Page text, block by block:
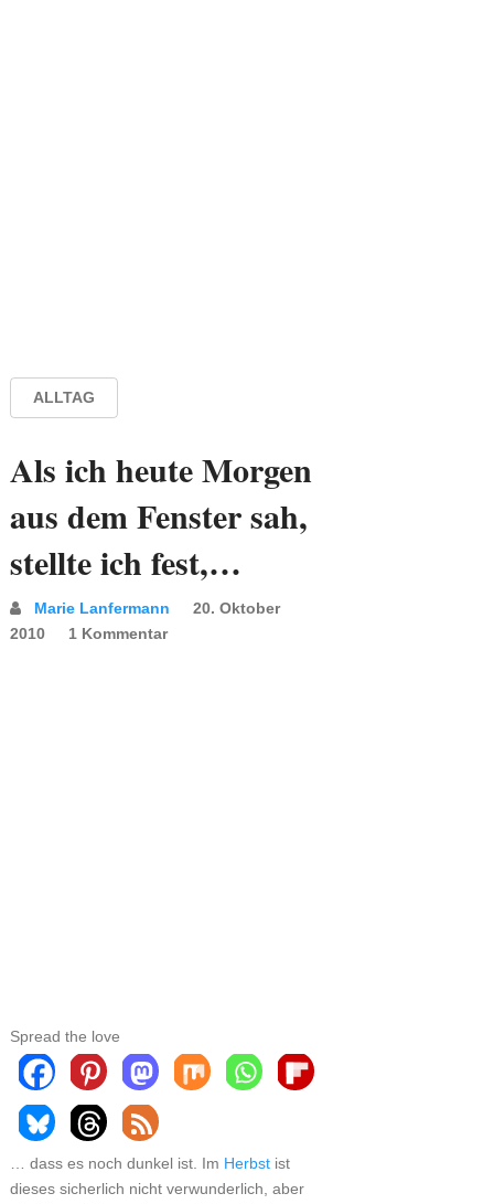
ALLTAG
Als ich heute Morgen
aus dem Fenster sah,
stellte ich fest,…
Marie Lanfermann
20. Oktober
2010
1 Kommentar
Spread the love
… dass es noch dunkel ist. Im Herbstist
dieses sicherlich nicht verwunderlich, aber